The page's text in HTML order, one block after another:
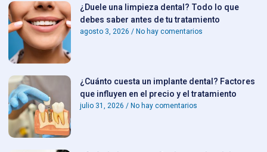
¿Duele una limpieza dental? Todo lo que
debes saber antes de tu tratamiento
agosto 3, 2026 No hay comentarios
¿Cuánto cuesta un implante dental? Factores
que influyen en el precio y el tratamiento
julio 31, 2026 No hay comentarios